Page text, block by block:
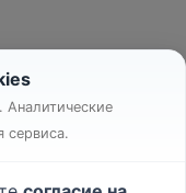
сервиса.